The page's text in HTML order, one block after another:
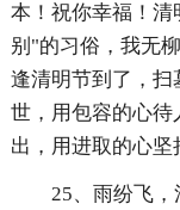
本！祝你幸福！
别"的习俗，我无
逢清明节到了，扫
世，用包容的心
出，用进取的心坚
25、雨纷飞